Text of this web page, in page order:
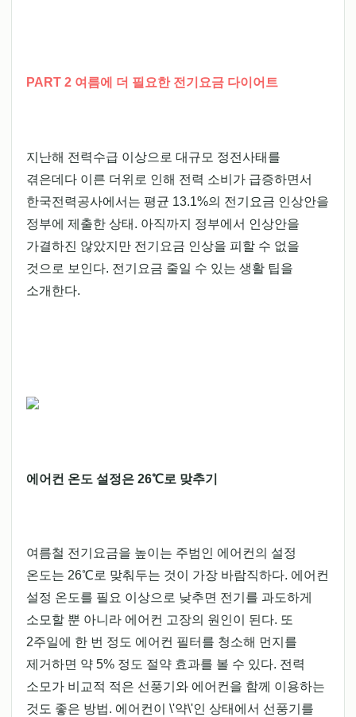
PART 2 여름에 더 필요한 전기요금 다이어트
지난해 전력수급 이상으로 대규모 정전사태를
겪은데다 이른 더위로 인해 전력 소비가 급증하면서
한국전력공사에서는 평균 13.1%의 전기요금 인상안을
정부에 제출한 상태. 아직까지 정부에서 인상안을
가결하진 않았지만 전기요금 인상을 피할 수 없을
것으로 보인다. 전기요금 줄일 수 있는 생활 팁을
소개한다.
에어컨 온도 설정은 26℃로 맞추기
여름철 전기요금을 높이는 주범인 에어컨의 설정
온도는 26℃로 맞춰두는 것이 가장 바람직하다. 에어컨
설정 온도를 필요 이상으로 낮추면 전기를 과도하게
소모할 뿐 아니라 에어컨 고장의 원인이 된다. 또
2주일에 한 번 정도 에어컨 필터를 청소해 먼지를
제거하면 약 5% 정도 절약 효과를 볼 수 있다. 전력
소모가 비교적 적은 선풍기와 에어컨을 함께 이용하는
것도 좋은 방법. 에어컨이 \'약\'인 상태에서 선풍기를